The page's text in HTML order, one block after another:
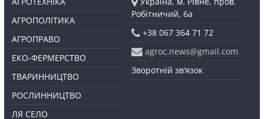
АГРОПОЛІТИКА
АГРОПРАВО
ЕКО-ФЕРМЕРСТВО
ТВАРИННИЦТВО
РОСЛИННИЦТВО
ЛЯ СЕЛО
Робітничий, 6а
+38 067 364 71 72
agroc.news@gmail.com
Зворотній зв’язок